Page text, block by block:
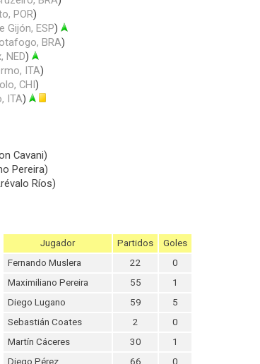
POR)
Gijón, ESP)
BRA)
NED)
ITA)
CHI)
ITA)
Cavani)
Pereira)
Ríos)
Jugador Partidos
Goles
Fernando Muslera
22
0
Maximiliano Pereira
55
1
Diego Lugano
59
5
Sebastián Coates
2
0
Martín Cáceres
30
1
Diego Pérez
66
0